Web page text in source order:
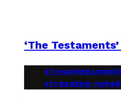
‘The
streaming-